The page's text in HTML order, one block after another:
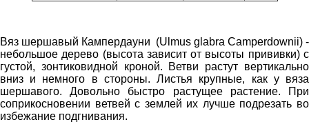
Вяз шершавый Кампердауни (Ulmus glabra Camperdownii) -
небольшое дерево (высота зависит от высоты прививки) с
густой, зонтиковидной кроной. Ветви растут вертикально
вниз и немного в стороны. Листья крупные, как у вяза
шершавого. Довольно быстро растущее растение. При
соприкосновении ветвей с землей их лучше подрезать во
избежание подгнивания.